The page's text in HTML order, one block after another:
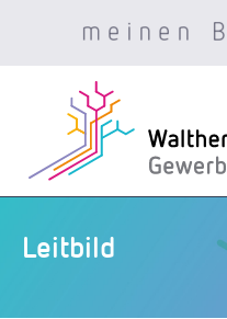
Zum
springen
Leitbild